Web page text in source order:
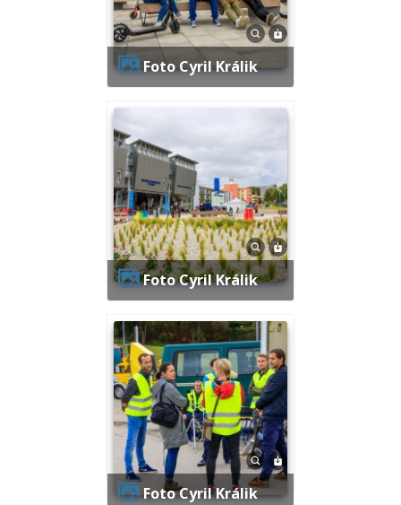
Foto Cyril Králik
Foto Cyril Králik
Foto Cyril Králik